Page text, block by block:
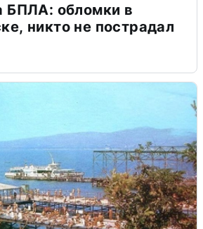
БПЛА: обломки в
никто не пострадал